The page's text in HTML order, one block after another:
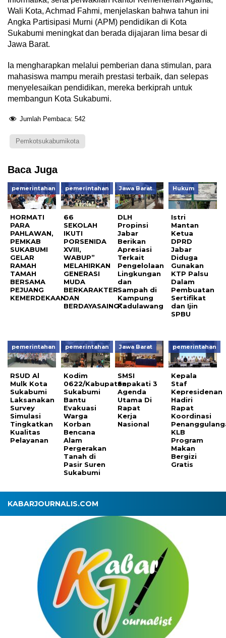
Wali Kota, Achmad Fahmi, menjelaskan bahwa tahun ini
Angka Partisipasi Murni (APM) pendidikan di Kota
Sukabumi meningkat dan berada dijajaran lima besar di
Jawa Barat.
Ia mengharapkan melalui pemberian dana stimulan, para
mahasiswa mampu meraih prestasi terbaik, dan selepas
menyelesaikan pendidikan, mereka berkiprah untuk
membangun Kota Sukabumi.
Jumlah Pembaca: 542
Pemkotsukabumikota
Baca Juga
pemerintahan
HORMATI
PARA
PAHLAWAN,
PEMKAB
SUKABUMI
GELAR
RAMAH
TAMAH
BERSAMA
PEJUANG
KEMERDEKAAN
pemerintahan
66
SEKOLAH
IKUTI
PORSENIDA
XVIII,
WABUP”
MELAHIRKAN
GENERASI
MUDA
BERKARAKTER
DAN
BERDAYASAING”
Jawa Barat
DLH
Propinsi
Jabar
Berikan
Apresiasi
Terkait
Pengelolaan
Lingkungan
dan
Sampah di
Kampung
Kadulawang
Hukum
Istri
Mantan
Ketua
DPRD
Jabar
Diduga
Gunakan
KTP Palsu
Dalam
Pembuatan
Sertifikat
dan Ijin
SPBU
pemerintahan
RSUD Al
Mulk Kota
Sukabumi
Laksanakan
Survey
Simulasi
Tingkatkan
Kualitas
Pelayanan
pemerintahan
Kodim
0622/Kabupaten
Sukabumi
Bantu
Evakuasi
Warga
Korban
Bencana
Alam
Pergerakan
Tanah di
Pasir Suren
Sukabumi
Jawa Barat
SMSI
Sepakati 3
Agenda
Utama Di
Rapat
Kerja
Nasional
pemerintahan
Kepala
Staf
Kepresidenan
Hadiri
Rapat
Koordinasi
KLB
Program
Makan
Bergizi
Gratis
KABARJOURNALIS.COM